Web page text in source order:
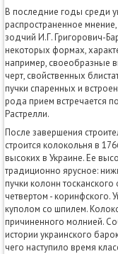
В последние годы среди
распространенное
зодчий И.Г. Григорович-
некоторых формах,
например, своеобразные
черт, свойственных
пучки спаренных и
рода прием встречается
Растрелли.
После завершения
строится колокольня в
высоких в Украине. Ее
традиционно ярусное:
пучки колонн
четвертом - коринфского.
куполом со шпилем.
причиненного молнией.
истории украинского
чего наступило время